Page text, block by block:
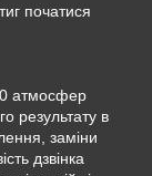
початися
атмосфер
результату в
заміни
дзвінка